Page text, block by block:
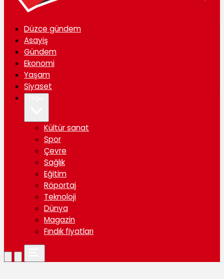
Düzce gündem
Asayiş
Gündem
Ekonomi
Yaşam
Siyaset
Kültür sanat
Spor
Çevre
Sağlık
Eğitim
Röportaj
Teknoloji
Dünya
Magazin
Fındık fiyatları